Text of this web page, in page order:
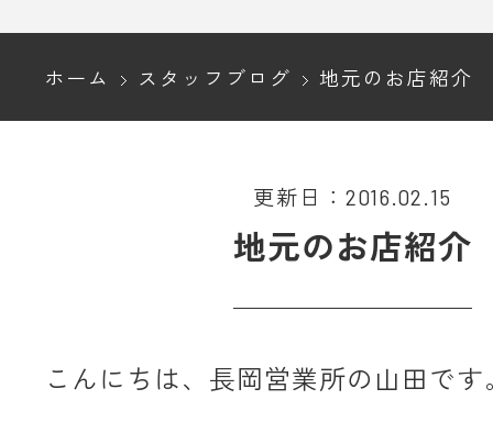
ホーム スタッフブログ 地元のお店紹介
更新日：2016.02.15
地元のお店紹介
こんにちは、長岡営業所の山田です